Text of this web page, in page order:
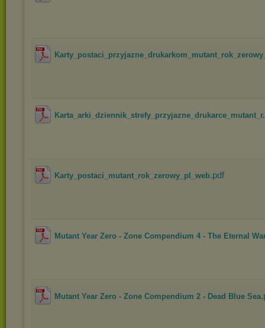
Karty_postaci_mutant_rok_zerowy_pl_web.pdf
Mutant Year Zero - Zone Compendium 4 - The Eternal
Mutant Year Zero - Zone Compendium 2 - Dead Blue Sea